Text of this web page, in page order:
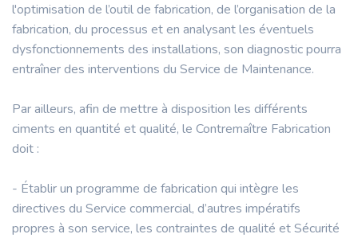
l'optimisation de l’outil de fabrication, de l’organisation de la
fabrication, du processus et en analysant les éventuels
dysfonctionnements des installations, son diagnostic pourra
entraîner des interventions du Service de Maintenance.
Par ailleurs, afin de mettre à disposition les différents
ciments en quantité et qualité, le Contremaître Fabrication
doit :
- Établir un programme de fabrication qui intègre les
directives du Service commercial, d’autres impératifs
propres à son service, les contraintes de qualité et Sécurité